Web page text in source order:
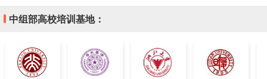
中组部高校培训基地：